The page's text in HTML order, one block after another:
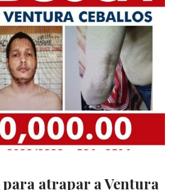
para atrapar a Ventura